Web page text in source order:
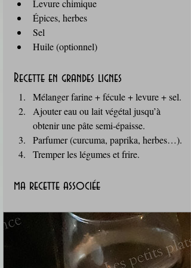
Levure chimique
Épices, herbes
Sel
Huile (optionnel)
Recette en grandes lignes
Mélanger farine + fécule + levure + sel.
Ajouter eau ou lait végétal jusqu’à
obtenir une pâte semi‑épaisse.
Parfumer (curcuma, paprika, herbes…).
Tremper les légumes et frire.
ma recette associée